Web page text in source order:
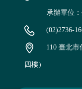
承辦單位
(02)2736-
110 臺北
四樓）